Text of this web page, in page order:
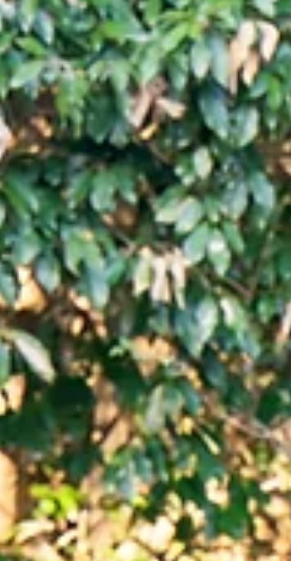
いく。 それぞれの場所で、今日という一日に向けた準備
進みます。 完成した景色の中で、はじめて向き合うおふ
り。 言葉より先